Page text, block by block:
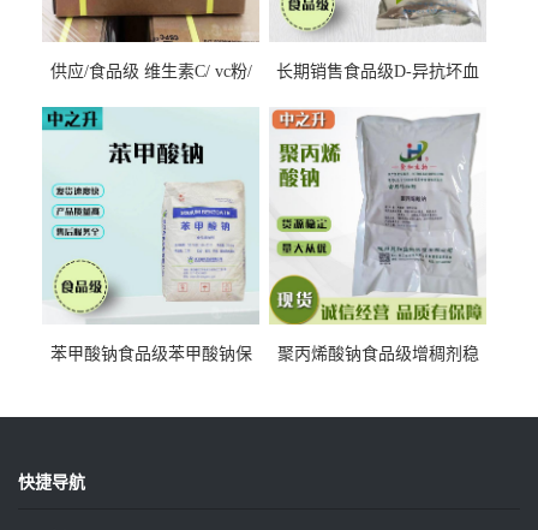
供应/食品级 维生素C/ vc粉/
长期销售食品级D-异抗坏血
苯甲酸钠食品级苯甲酸钠保
聚丙烯酸钠食品级增稠剂稳
快捷导航